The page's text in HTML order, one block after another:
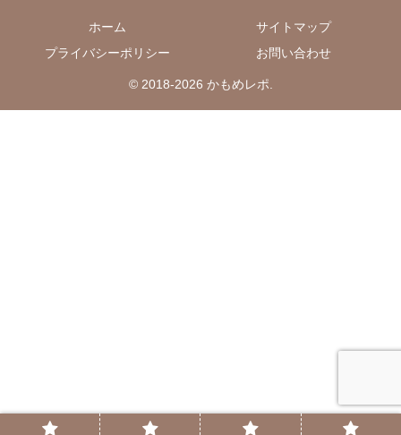
ホーム
サイトマップ
プライバシーポリシー
お問い合わせ
© 2018-2026 かもめレポ.